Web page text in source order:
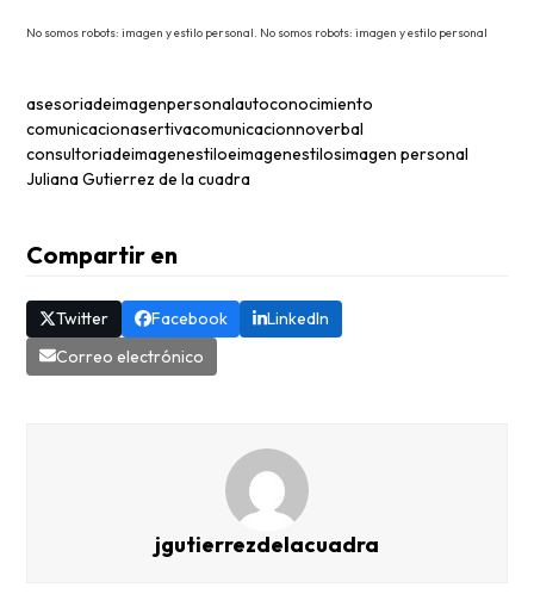
No somos robots: imagen y estilo personal. No somos robots: imagen y estilo personal
asesoriadeimagenpersonalautoconocimiento
comunicacionasertivacomunicacionnoverbal
consultoriadeimagenestiloeimagenestilosimagen personal
Juliana Gutierrez de la cuadra
Compartir en
Twitter Facebook
LinkedIn
Correo electrónico
jgutierrezdelacuadra